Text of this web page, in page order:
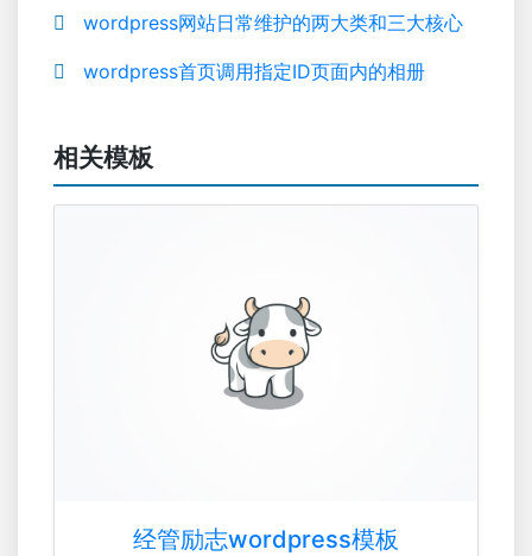
wordpress网站日常维护的两大类和三大核心
wordpress首页调用指定ID页面内的相册
相关模板
经管励志wordpress模板